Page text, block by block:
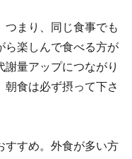
つまり、同じ食事でも
ら楽しんで食べる方が
量アップにつながり
食は必ず摂って下さ
すすめ。外食が多い方